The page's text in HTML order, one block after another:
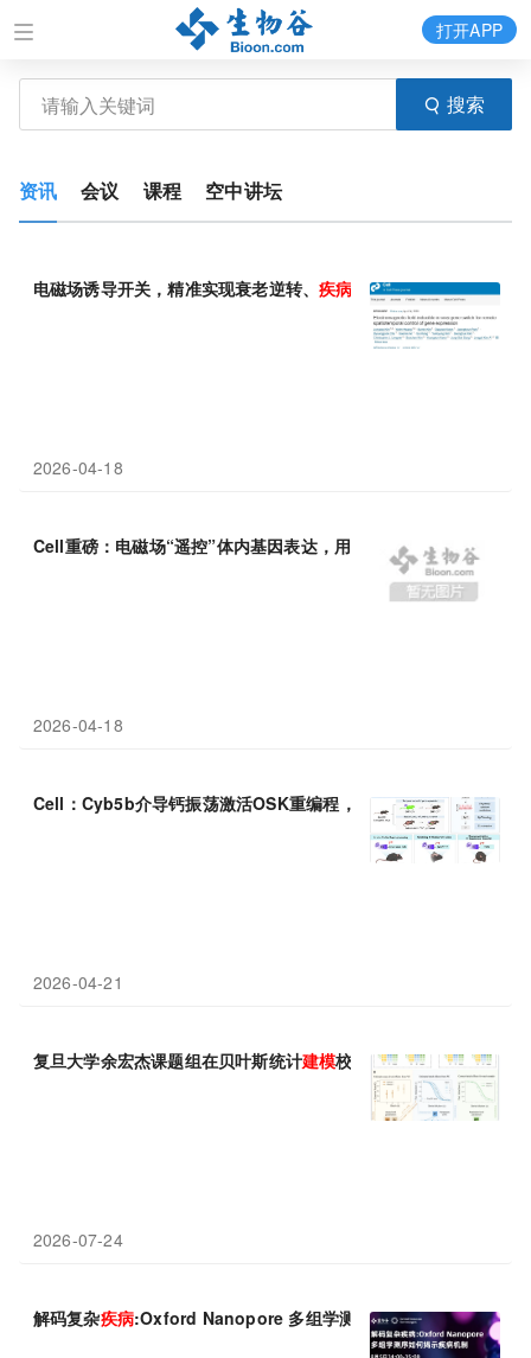
搜索
打开APP
资讯 会议 课程 空中讲坛
电磁场诱导开关，精准实现衰老逆转、疾病 建模与行为纠正
2026-04-18
Cell重磅：电磁场“遥控”体内基因表达，用于逆转衰老、阿尔茨海
2026-04-18
Cell：Cyb5b介导钙振荡激活OSK重编程，逆转衰老、建模阿尔茨
2026-04-21
复旦大学余宏杰课题组在贝叶斯统计建模校正传染病血清学实验误
2026-07-24
解码复杂疾病:Oxford Nanopore 多组学测序如何揭示疾病机制